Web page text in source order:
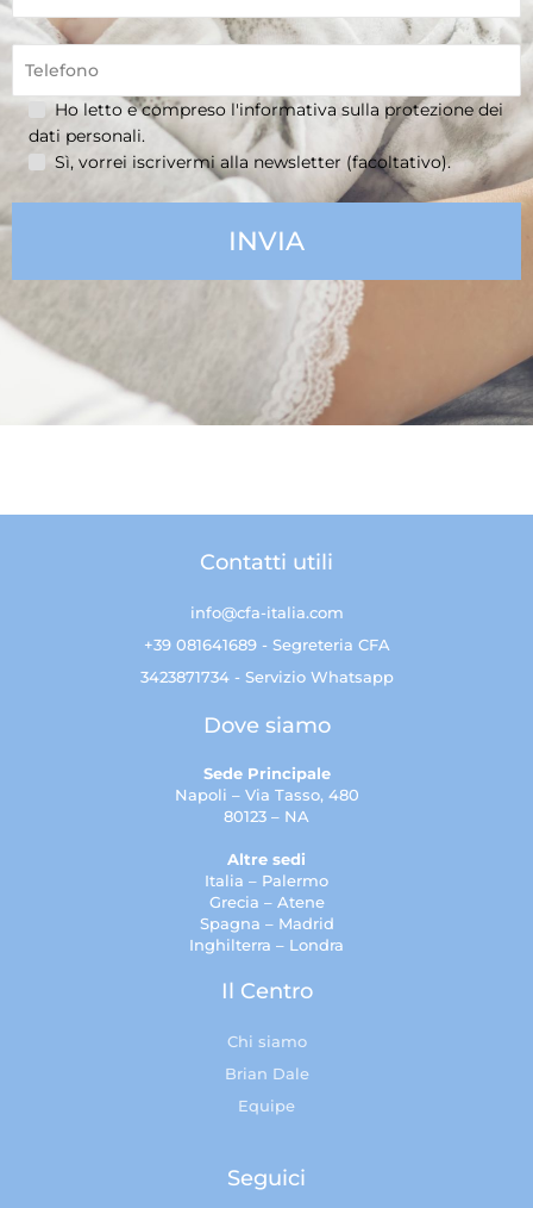
Ho letto e compreso l'informativa sulla protezione dei
dati personali.
Sì, vorrei iscrivermi alla newsletter (facoltativo).
Contatti utili
info@cfa-italia.com
+39 081641689 - Segreteria CFA
3423871734 - Servizio Whatsapp
Dove siamo
Sede Principale
Napoli – Via Tasso, 480
80123 – NA
Altre sedi
Italia – Palermo
Grecia – Atene
Spagna – Madrid
Inghilterra – Londra
Il Centro
Chi siamo
Brian Dale
Equipe
Seguici